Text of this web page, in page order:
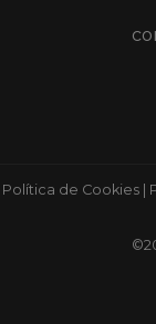
Política de Cookies